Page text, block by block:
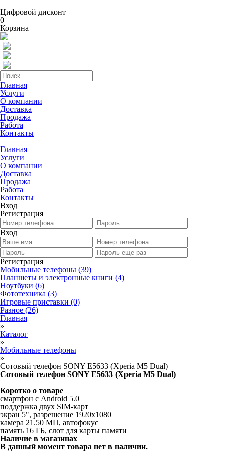
Цифровой дисконт
0
Корзина
Главная
Услуги
О компании
Доставка
Продажа
Работа
Контакты
Главная
Услуги
О компании
Доставка
Продажа
Работа
Контакты
Вход
Регистрация
Вход
Регистрация
Мобильные телефоны (39)
Планшеты и электронные книги (4)
Ноутбуки (6)
Фототехника (3)
Игровые приставки (0)
Разное (26)
Главная
»
Каталог
»
Мобильные телефоны
»
Сотовый телефон SONY E5633 (Xperia M5 Dual)
Сотовый телефон SONY E5633 (Xperia M5 Dual)
Коротко о товаре
смартфон с Android 5.0
поддержка двух SIM-карт
экран 5", разрешение 1920x1080
камера 21.50 МП, автофокус
память 16 ГБ, слот для карты памяти
Наличие в магазинах
В данный момент товара нет в наличии.